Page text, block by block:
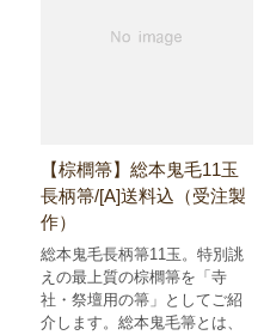
【棕櫚箒】総本鬼毛11玉
長柄箒/[A]送料込（受注製
作）
総本鬼毛長柄箒11玉。特別誂
えの最上質の棕櫚箒を「寺
社・祭壇用の箒」としてご紹
介します。総本鬼毛箒とは、